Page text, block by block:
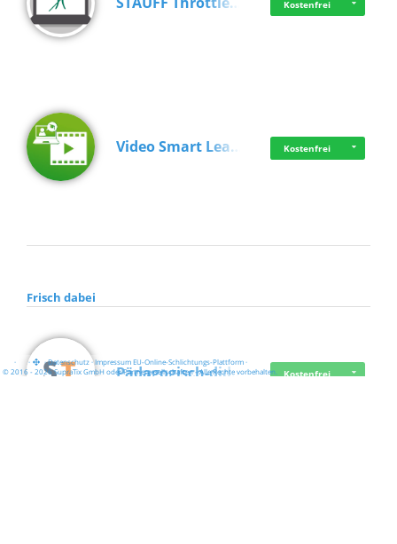
Kostenfrei
Video Smart Lea… Kostenfrei
Frisch dabei
Pädagogisch-did… Kostenfrei
· · ·Datenschutz·Impressum EU-Online-Schlichtungs-Plattform·
© 2016 - 2026 SupraTix GmbH oder Partnergesellschaften - Alle Rechte vorbehalten.